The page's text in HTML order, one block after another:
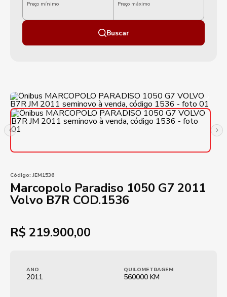
Preço mínimo Preço máximo
Buscar
Código: JEM1536
Marcopolo Paradiso 1050 G7 2011
Volvo B7R COD.1536
R$ 219.900,00
ANO
2011
QUILOMETRAGEM
560000 KM